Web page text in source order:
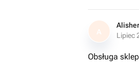
A
Alisher
Lipiec
Obsługa